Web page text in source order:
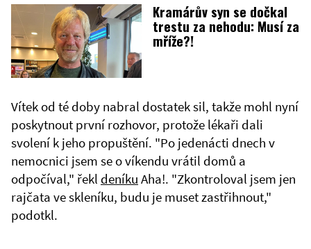
Kramárův syn se dočkal
trestu za nehodu: Musí za
mříže?!
Vítek od té doby nabral dostatek sil, takže mohl nyní
poskytnout první rozhovor, protože lékaři dali
svolení k jeho propuštění. "Po jedenácti dnech v
nemocnici jsem se o víkendu vrátil domů a
odpočíval," řekl deníku Aha!. "Zkontroloval jsem jen
rajčata ve skleníku, budu je muset zastřihnout,"
podotkl.